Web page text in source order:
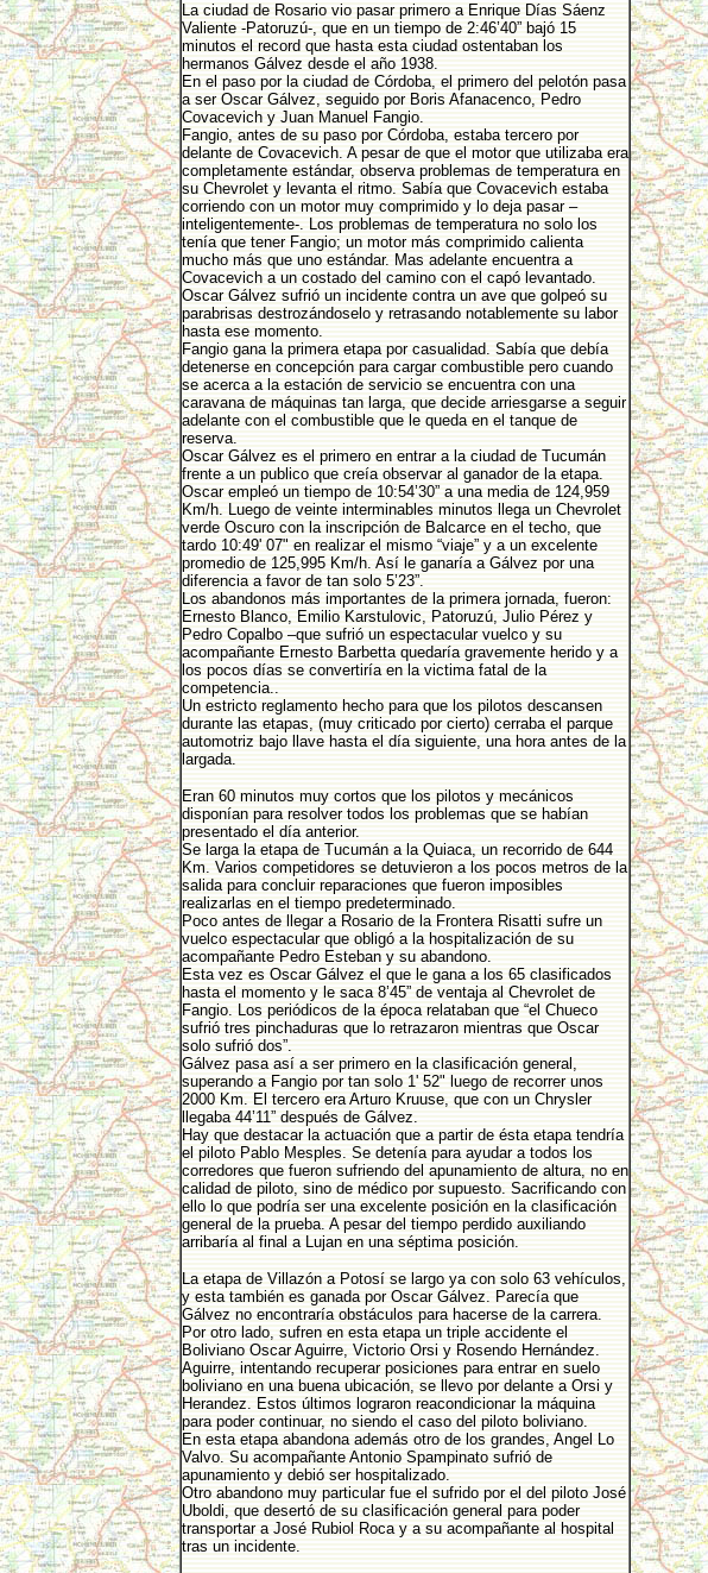
La ciudad de Rosario vio pasar primero a Enrique Días Sáenz
Valiente -Patoruzú-, que en un tiempo de 2:46’40” bajó 15
minutos el record que hasta esta ciudad ostentaban los
hermanos Gálvez desde el año 1938.
En el paso por la ciudad de Córdoba, el primero del pelotón pasa
a ser Oscar Gálvez, seguido por Boris Afanacenco, Pedro
Covacevich y Juan Manuel Fangio.
Fangio, antes de su paso por Córdoba, estaba tercero por
delante de Covacevich. A pesar de que el motor que utilizaba era
completamente estándar, observa problemas de temperatura en
su Chevrolet y levanta el ritmo. Sabía que Covacevich estaba
corriendo con un motor muy comprimido y lo deja pasar –
inteligentemente-. Los problemas de temperatura no solo los
tenía que tener Fangio; un motor más comprimido calienta
mucho más que uno estándar. Mas adelante encuentra a
Covacevich a un costado del camino con el capó levantado.
Oscar Gálvez sufrió un incidente contra un ave que golpeó su
parabrisas destrozándoselo y retrasando notablemente su labor
hasta ese momento.
Fangio gana la primera etapa por casualidad. Sabía que debía
detenerse en concepción para cargar combustible pero cuando
se acerca a la estación de servicio se encuentra con una
caravana de máquinas tan larga, que decide arriesgarse a seguir
adelante con el combustible que le queda en el tanque de
reserva.
Oscar Gálvez es el primero en entrar a la ciudad de Tucumán
frente a un publico que creía observar al ganador de la etapa.
Oscar empleó un tiempo de 10:54’30” a una media de 124,959
Km/h. Luego de veinte interminables minutos llega un Chevrolet
verde Oscuro con la inscripción de Balcarce en el techo, que
tardo 10:49' 07" en realizar el mismo “viaje” y a un excelente
promedio de 125,995 Km/h. Así le ganaría a Gálvez por una
diferencia a favor de tan solo 5’23”.
Los abandonos más importantes de la primera jornada, fueron:
Ernesto Blanco, Emilio Karstulovic, Patoruzú, Julio Pérez y
Pedro Copalbo –que sufrió un espectacular vuelco y su
acompañante Ernesto Barbetta quedaría gravemente herido y a
los pocos días se convertiría en la victima fatal de la
competencia..
Un estricto reglamento hecho para que los pilotos descansen
durante las etapas, (muy criticado por cierto) cerraba el parque
automotriz bajo llave hasta el día siguiente, una hora antes de la
largada.
Eran 60 minutos muy cortos que los pilotos y mecánicos
disponían para resolver todos los problemas que se habían
presentado el día anterior.
Se larga la etapa de Tucumán a la Quiaca, un recorrido de 644
Km. Varios competidores se detuvieron a los pocos metros de la
salida para concluir reparaciones que fueron imposibles
realizarlas en el tiempo predeterminado.
Poco antes de llegar a Rosario de la Frontera Risatti sufre un
vuelco espectacular que obligó a la hospitalización de su
acompañante Pedro Esteban y su abandono.
Esta vez es Oscar Gálvez el que le gana a los 65 clasificados
hasta el momento y le saca 8’45” de ventaja al Chevrolet de
Fangio. Los periódicos de la época relataban que “el Chueco
sufrió tres pinchaduras que lo retrazaron mientras que Oscar
solo sufrió dos”.
Gálvez pasa así a ser primero en la clasificación general,
superando a Fangio por tan solo 1' 52" luego de recorrer unos
2000 Km. El tercero era Arturo Kruuse, que con un Chrysler
llegaba 44’11” después de Gálvez.
Hay que destacar la actuación que a partir de ésta etapa tendría
el piloto Pablo Mesples. Se detenía para ayudar a todos los
corredores que fueron sufriendo del apunamiento de altura, no en
calidad de piloto, sino de médico por supuesto. Sacrificando con
ello lo que podría ser una excelente posición en la clasificación
general de la prueba. A pesar del tiempo perdido auxiliando
arribaría al final a Lujan en una séptima posición.
La etapa de Villazón a Potosí se largo ya con solo 63 vehículos,
y esta también es ganada por Oscar Gálvez. Parecía que
Gálvez no encontraría obstáculos para hacerse de la carrera.
Por otro lado, sufren en esta etapa un triple accidente el
Boliviano Oscar Aguirre, Victorio Orsi y Rosendo Hernández.
Aguirre, intentando recuperar posiciones para entrar en suelo
boliviano en una buena ubicación, se llevo por delante a Orsi y
Herandez. Estos últimos lograron reacondicionar la máquina
para poder continuar, no siendo el caso del piloto boliviano.
En esta etapa abandona además otro de los grandes, Angel Lo
Valvo. Su acompañante Antonio Spampinato sufrió de
apunamiento y debió ser hospitalizado.
Otro abandono muy particular fue el sufrido por el del piloto José
Uboldi, que desertó de su clasificación general para poder
transportar a José Rubiol Roca y a su acompañante al hospital
tras un incidente.